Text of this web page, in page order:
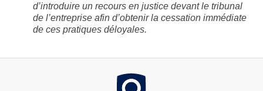
d’introduire un recours en justice devant le tribunal
de l’entreprise afin d’obtenir la cessation immédiate
de ces pratiques déloyales.